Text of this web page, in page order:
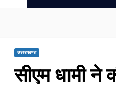
उत्तराखण्ड
सीएम धामी ने